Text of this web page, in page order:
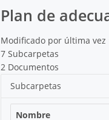
Plan de
Modificado por última vez
7 Subcarpetas
2 Documentos
Subcarpetas
Nombre